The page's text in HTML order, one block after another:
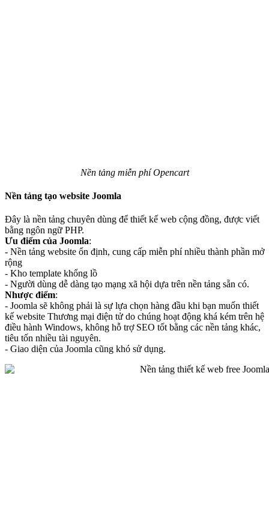
Nền tảng miễn phí Opencart
Nền tảng tạo website Joomla
Đây là nền tảng chuyên dùng để thiết kế web cộng đồng, được viết
bằng ngôn ngữ PHP.
Ưu điểm của Joomla:
- Nền tảng website ổn định, cung cấp miễn phí nhiều thành phần mở
rộng
- Kho template khổng lồ
- Người dùng dễ dàng tạo mạng xã hội dựa trên nền tảng sẵn có.
Nhược điểm:
- Joomla sẽ không phải là sự lựa chọn hàng đầu khi bạn muốn thiết
kế website Thương mại điện tử do chúng hoạt động khá kém trên hệ
điều hành Windows, không hỗ trợ SEO tốt bằng các nền tảng khác,
tiêu tốn nhiều tài nguyên.
- Giao diện của Joomla cũng khó sử dụng.